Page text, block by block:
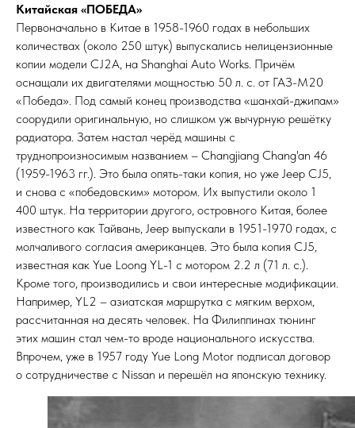
Китайская «ПОБЕДА»
Первоначально в Китае в 1958-1960 годах в небольших
количествах (около 250 штук) выпускались нелицензионные
копии модели CJ2A, на Shanghai Auto Works. Причём
оснащали их двигателями мощностью 50 л. с. от ГАЗ-М20
«Победа». Под самый конец производства «шанхай-джипам»
соорудили оригинальную, но слишком уж вычурную решётку
радиатора. Затем настал черёд машины с
труднопроизносимым названием – Changjiang Chang'an 46
(1959-1963 гг.). Это была опять-таки копия, но уже Jeep CJ5,
и снова с «победовским» мотором. Их выпустили около 1
400 штук. На территории другого, островного Китая, более
известного как Тайвань, Jeep выпускали в 1951-1970 годах, с
молчаливого согласия американцев. Это была копия CJ5,
известная как Yue Loong YL-1 с мотором 2.2 л (71 л. с.).
Кроме того, производились и свои интересные модификации.
Например, YL2 – азиатская маршрутка с мягким верхом,
рассчитанная на десять человек. На Филиппинах тюнинг
этих машин стал чем-то вроде национального искусства.
Впрочем, уже в 1957 году Yue Long Motor подписал договор
о сотрудничестве с Nissan и перешёл на японскую технику.